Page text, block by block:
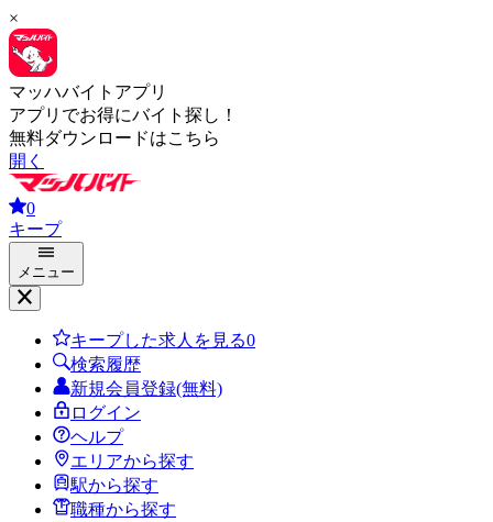
×
マッハバイトアプリ
アプリでお得にバイト探し！
無料ダウンロードはこちら
開く
0
キープ
メニュー
キープした求人を見る0
検索履歴
新規会員登録(無料)
ログイン
ヘルプ
エリアから探す
駅から探す
職種から探す